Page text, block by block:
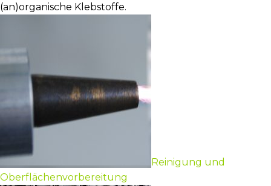
(an)organische Klebstoffe.
Reinigung und
Oberflächenvorbereitung